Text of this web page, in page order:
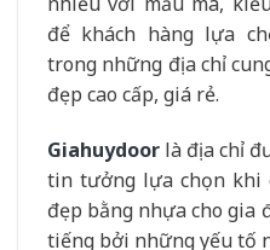
để khách hàng lựa
trong những địa chỉ
đẹp cao cấp, giá rẻ.
Giahuydoor là địa chỉ
tin tưởng lựa chọn khi
đẹp bằng nhựa cho gia
tiếng bởi những yếu tố